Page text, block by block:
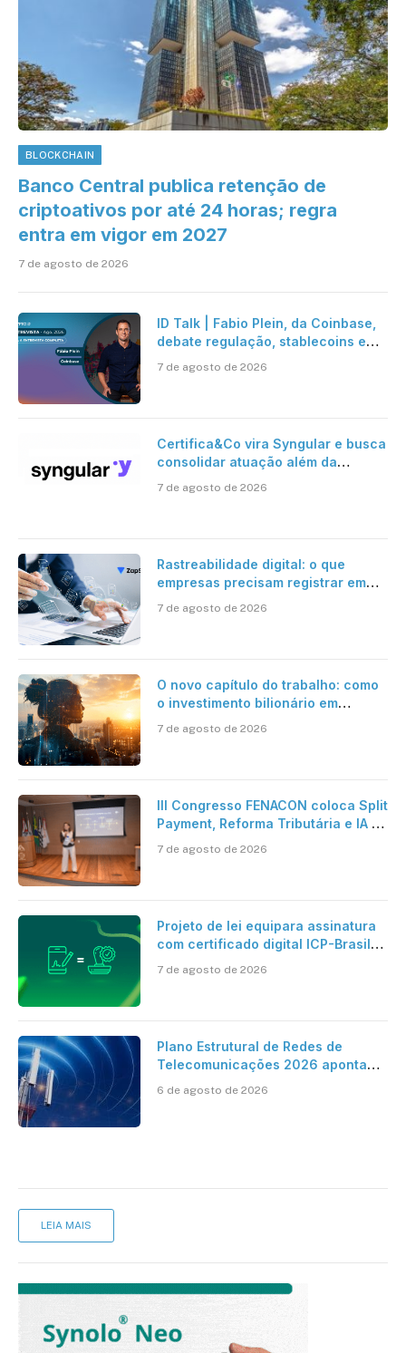
BLOCKCHAIN
Banco Central publica retenção de
criptoativos por até 24 horas; regra
entra em vigor em 2027
7 de agosto de 2026
ID Talk | Fabio Plein, da Coinbase,
debate regulação, stablecoins e
7 de agosto de 2026
Certifica&Co vira Syngular e busca
consolidar atuação além da
7 de agosto de 2026
Rastreabilidade digital: o que
empresas precisam registrar em
7 de agosto de 2026
O novo capítulo do trabalho: como
o investimento bilionário em
verdadeira era da inteligência
7 de agosto de 2026
III Congresso FENACON coloca Split
Payment, Reforma Tributária e IA no
7 de agosto de 2026
Projeto de lei equipara assinatura
com certificado digital ICP-Brasil
cartório
7 de agosto de 2026
Plano Estrutural de Redes de
Telecomunicações 2026 aponta
mantém desafio
6 de agosto de 2026
LEIA MAIS